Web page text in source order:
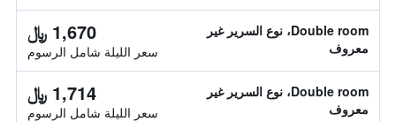
Double room، نوع السرير غير
معروف
1,670 ﷼
سعر الليلة شامل الرسوم
Double room، نوع السرير غير
معروف
1,714 ﷼
سعر الليلة شامل الرسوم